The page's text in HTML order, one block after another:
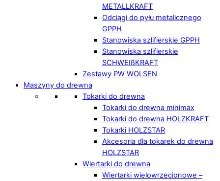
METALLKRAFT
Odciągi do pyłu metalicznego
GPPH
Stanowiska szlifierskie GPPH
Stanowiska szlifierskie
SCHWEIßKRAFT
Zestawy PW WOLSEN
Maszyny do drewna
Tokarki do drewna
Tokarki do drewna minimax
Tokarki do drewna HOLZKRAFT
Tokarki HOLZSTAR
Akcesoria dla tokarek do drewna
HOLZSTAR
Wiertarki do drewna
Wiertarki wielowrzecionowe –